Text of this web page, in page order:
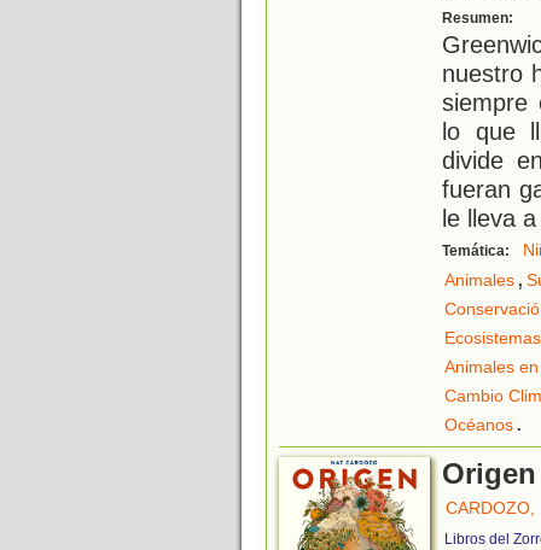
Resumen:
nuestro
siempre
lo que
divide
fueran
le lleva
Temática:
Animales,
Ecosistemas
Animales
Cambio
Océanos.
Origen
CARDOZO,
Libros del